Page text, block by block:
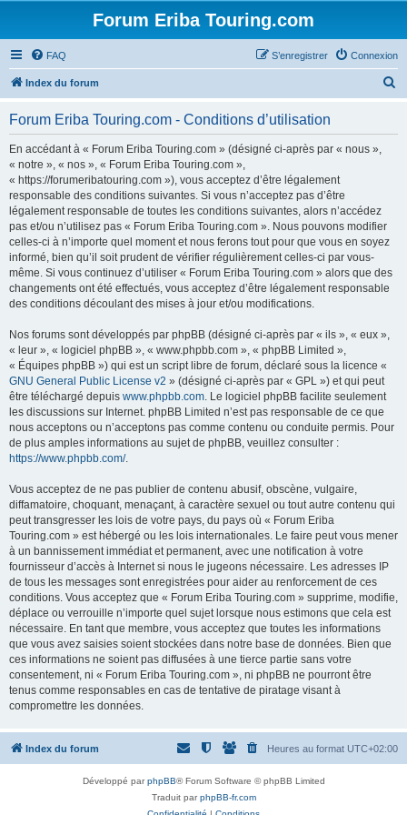
Forum Eriba Touring.com
FAQ Connexion
S’enregistrer
Index du forum
Forum Eriba Touring.com - Conditions d’utilisation
En accédant à « Forum Eriba Touring.com » (désigné ci-après par « nous »,
« notre », « nos », « Forum Eriba Touring.com »,
« https://forumeribatouring.com »), vous acceptez d’être légalement
responsable des conditions suivantes. Si vous n’acceptez pas d’être
légalement responsable de toutes les conditions suivantes, alors n’accédez
pas et/ou n’utilisez pas « Forum Eriba Touring.com ». Nous pouvons modifier
celles-ci à n’importe quel moment et nous ferons tout pour que vous en soyez
informé, bien qu’il soit prudent de vérifier régulièrement celles-ci par vous-
même. Si vous continuez d’utiliser « Forum Eriba Touring.com » alors que des
changements ont été effectués, vous acceptez d’être légalement responsable
des conditions découlant des mises à jour et/ou modifications.
Nos forums sont développés par phpBB (désigné ci-après par « ils », « eux »,
« leur », « logiciel phpBB », « www.phpbb.com », « phpBB Limited »,
« Équipes phpBB ») qui est un script libre de forum, déclaré sous la licence «
GNU General Public License v2 » (désigné ci-après par « GPL ») et qui peut
être téléchargé depuis www.phpbb.com. Le logiciel phpBB facilite seulement
les discussions sur Internet. phpBB Limited n’est pas responsable de ce que
nous acceptons ou n’acceptons pas comme contenu ou conduite permis. Pour
de plus amples informations au sujet de phpBB, veuillez consulter :
https://www.phpbb.com/.
Vous acceptez de ne pas publier de contenu abusif, obscène, vulgaire,
diffamatoire, choquant, menaçant, à caractère sexuel ou tout autre contenu qui
peut transgresser les lois de votre pays, du pays où « Forum Eriba
Touring.com » est hébergé ou les lois internationales. Le faire peut vous mener
à un bannissement immédiat et permanent, avec une notification à votre
fournisseur d’accès à Internet si nous le jugeons nécessaire. Les adresses IP
de tous les messages sont enregistrées pour aider au renforcement de ces
conditions. Vous acceptez que « Forum Eriba Touring.com » supprime, modifie,
déplace ou verrouille n’importe quel sujet lorsque nous estimons que cela est
nécessaire. En tant que membre, vous acceptez que toutes les informations
que vous avez saisies soient stockées dans notre base de données. Bien que
ces informations ne soient pas diffusées à une tierce partie sans votre
consentement, ni « Forum Eriba Touring.com », ni phpBB ne pourront être
tenus comme responsables en cas de tentative de piratage visant à
compromettre les données.
Index du forum Heures au format UTC+02:00
Développé parphpBB® Forum Software © phpBB Limited
Traduit parphpBB-fr.com